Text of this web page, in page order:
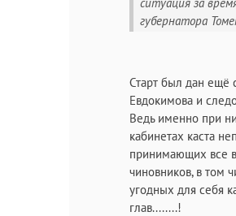
губернатора
Старт был дан ещё
Евдокимова и
Ведь именно при
кабинетах каста
принимающих все
чиновников, в том
угодных для себя
глав........!